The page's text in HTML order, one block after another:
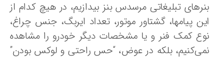
تبلیغاتی مرسدس بنز بیدازیم، در هیچ کدام از
پیامها، گشتاور موتور، تعداد ایربگ، جنس چراغ،
کمک فنر و یا مشخصات دیگر خودرو را مشاهده
بلکه در عوض، “حس راحتی و لوکس بودن”